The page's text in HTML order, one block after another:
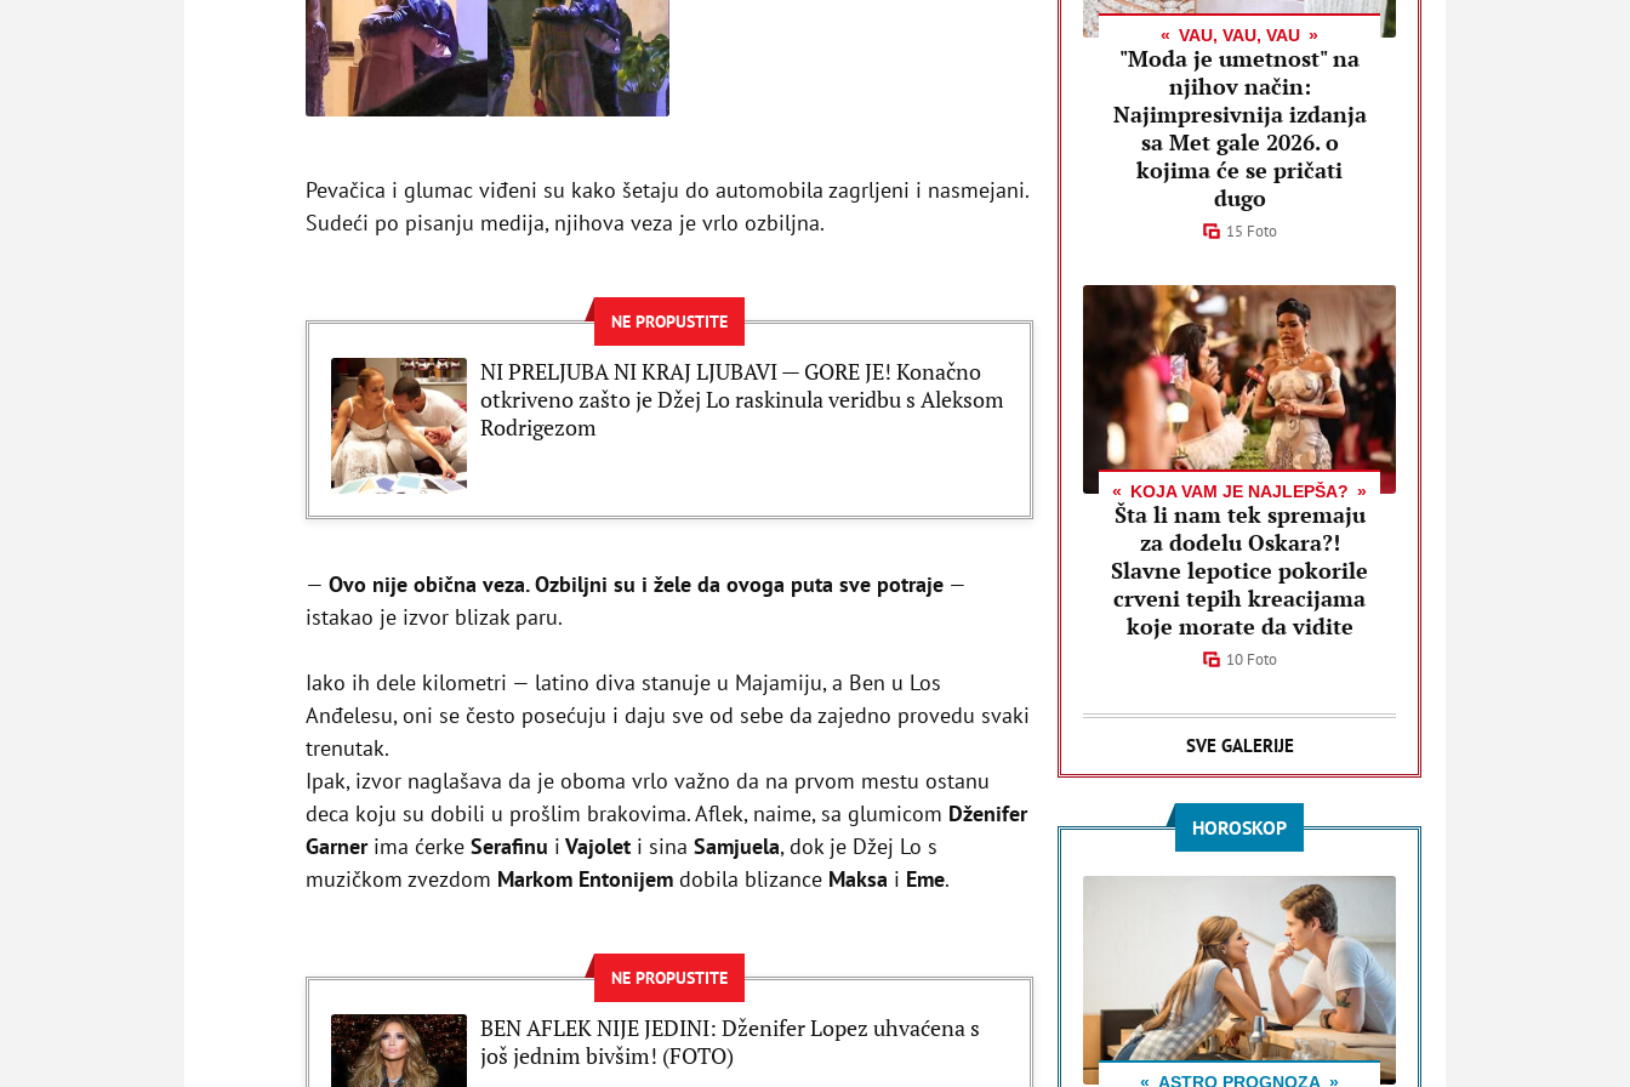
Pevačica i glumac viđeni su kako šetaju do automobila zagrljeni i nasmejani.
Sudeći po pisanju medija, njihova veza je vrlo ozbiljna.
NE PROPUSTITE
NI PRELJUBA NI KRAJ LJUBAVI — GORE JE! Konačno
otkriveno zašto je Džej Lo raskinula veridbu s Aleksom
Rodrigezom
— Ovo nije obična veza. Ozbiljni su i žele da ovoga puta sve potraje —
istakao je izvor blizak paru.
Iako ih dele kilometri — latino diva stanuje u Majamiju, a Ben u Los
Anđelesu, oni se često posećuju i daju sve od sebe da zajedno provedu svaki
trenutak.
Ipak, izvor naglašava da je oboma vrlo važno da na prvom mestu ostanu
deca koju su dobili u prošlim brakovima. Aflek, naime, sa glumicom Dženifer
Garner ima ćerke Serafinu i Vajolet i sina Samjuela, dok je Džej Lo s
muzičkom zvezdom Markom Entonijem dobila blizance Maksa i Eme.
NE PROPUSTITE
BEN AFLEK NIJE JEDINI: Dženifer Lopez uhvaćena s
još jednim bivšim! (FOTO)
VAU, VAU, VAU
"Moda je umetnost" na
njihov način:
Najimpresivnija izdanja
sa Met gale 2026. o
kojima će se pričati
dugo
15 Foto
KOJA VAM JE NAJLEPŠA?
Šta li nam tek spremaju
za dodelu Oskara?!
Slavne lepotice pokorile
crveni tepih kreacijama
koje morate da vidite
10 Foto
SVE GALERIJE
HOROSKOP
ASTRO PROGNOZA